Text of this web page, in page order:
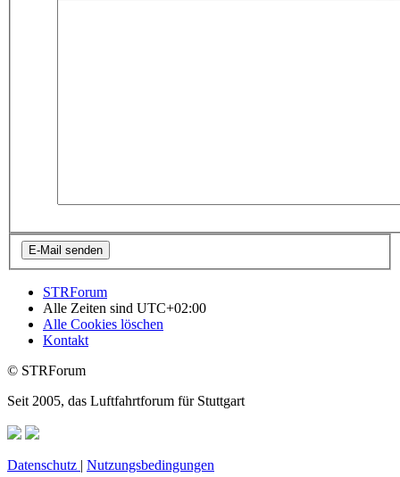
STRForum
Alle Zeiten sind UTC+02:00
Alle Cookies löschen
Kontakt
© STRForum
Seit 2005, das Luftfahrtforum für Stuttgart
Datenschutz | Nutzungsbedingungen